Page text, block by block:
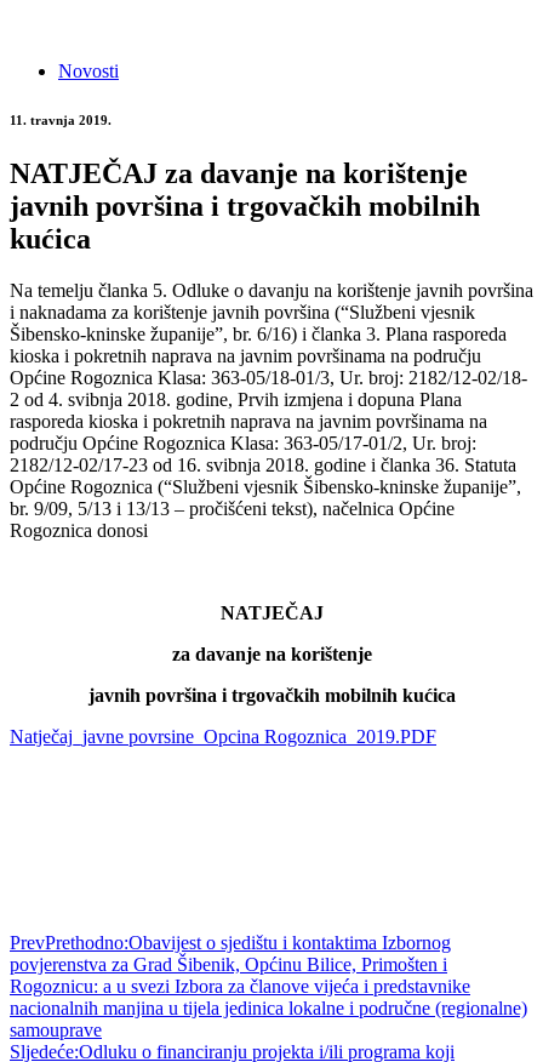
Novosti
11. travnja 2019.
NATJEČAJ za davanje na korištenje
javnih površina i trgovačkih mobilnih
kućica
Na temelju članka 5. Odluke o davanju na korištenje javnih površina
i naknadama za korištenje javnih površina (“Službeni vjesnik
Šibensko-kninske županije”, br. 6/16) i članka 3. Plana rasporeda
kioska i pokretnih naprava na javnim površinama na području
Općine Rogoznica Klasa: 363-05/18-01/3, Ur. broj: 2182/12-02/18-
2 od 4. svibnja 2018. godine, Prvih izmjena i dopuna Plana
rasporeda kioska i pokretnih naprava na javnim površinama na
području Općine Rogoznica Klasa: 363-05/17-01/2, Ur. broj:
2182/12-02/17-23 od 16. svibnja 2018. godine i članka 36. Statuta
Općine Rogoznica (“Službeni vjesnik Šibensko-kninske županije”,
br. 9/09, 5/13 i 13/13 – pročišćeni tekst), načelnica Općine
Rogoznica donosi
NATJEČAJ
za davanje na korištenje
javnih površina i trgovačkih mobilnih kućica
Natječaj_javne povrsine_Opcina Rogoznica_2019.PDF
PrevPrethodno:Obavijest o sjedištu i kontaktima Izbornog
povjerenstva za Grad Šibenik, Općinu Bilice, Primošten i
Rogoznicu: a u svezi Izbora za članove vijeća i predstavnike
nacionalnih manjina u tijela jedinica lokalne i područne (regionalne)
samouprave
Sljedeće:Odluku o financiranju projekta i/ili programa koji